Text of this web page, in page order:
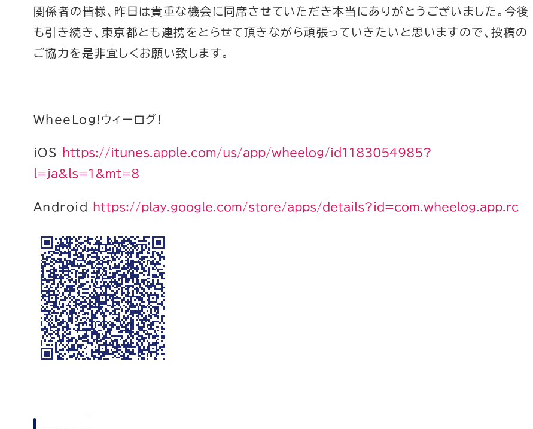
関係者の皆様、昨日は貴重な機会に同席させていただき本当にありがとうございました。 今後
も引き続き、東京都とも連携をとらせて頂きながら頑張っていきたいと思いますので、投稿の
ご協力を是非宜しくお願い致します。
WheeLog!ウィーログ!
iOS
https://itunes.apple.com/us/app/wheelog/id1183054985?
l=ja&ls=1&mt=8
Android https://play.google.com/store/apps/details?id=com.wheelog.app.rc